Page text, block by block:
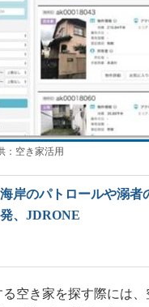
空き家活用
海岸のパトロールや溺者
発、JDRONE
空き家を探す際には、